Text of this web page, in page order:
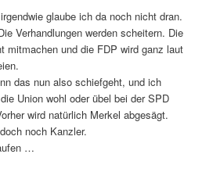
glaube ich da noch nicht dran.
Verhandlungen werden scheitern. Die
mitmachen und die FDP wird ganz laut
das nun also schiefgeht, und ich
Union wohl oder übel bei der SPD
wird natürlich Merkel abgesägt.
noch Kanzler.
…